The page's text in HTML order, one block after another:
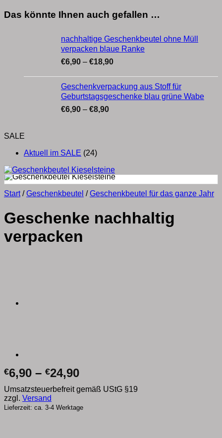
Das könnte Ihnen auch gefallen …
nachhaltige Geschenkbeutel ohne Müll
verpacken blaue Ranke
€6,90 – €18,90Preisspanne:
bis
€18,90
Geschenkverpackung aus Stoff für
Geburtstagsgeschenke blau grüne Wabe
€6,90 – €8,90Preisspanne:
SALE
Aktuell im SALE (24)
Start / Geschenkbeutel / Geschenkbeutel für das ganze Jahr
Geschenke nachhaltig
verpacken
€6,90 – €24,90Preisspanne:
€6,90
bis
€24,90
Umsatzsteuerbefreit gemäß UStG §19
zzgl. Versand
Lieferzeit: ca. 3-4 Werktage